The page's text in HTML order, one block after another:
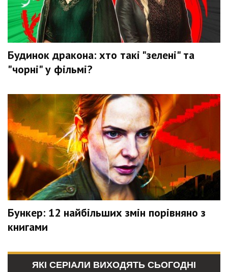
Будинок дракона: хто такі "зелені" та
"чорні" у фільмі?
Бункер: 12 найбільших змін порівняно з
книгами
ЯКІ СЕРІАЛИ ВИХОДЯТЬ СЬОГОДНІ